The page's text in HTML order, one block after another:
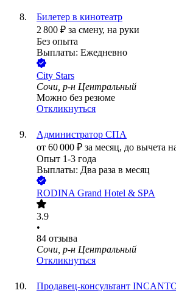
Билетер в кинотеатр
2 800 ₽ за смену, на руки
Без опыта
Выплаты: Ежедневно
City Stars
Сочи, р-н Центральный
Можно без резюме
Откликнуться
Администратор СПА
от 60 000 ₽ за месяц, до вычета
Опыт 1-3 года
Выплаты: Два раза в месяц
RODINA Grand Hotel & SPA
3.9
•
84 отзыва
Сочи, р-н Центральный
Откликнуться
Продавец-консультант